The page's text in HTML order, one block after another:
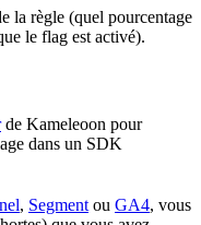
la règle (quel pourcentage
le flag est activé).
de Kameleoon pour
dans un SDK
, Segment ou GA4, vous